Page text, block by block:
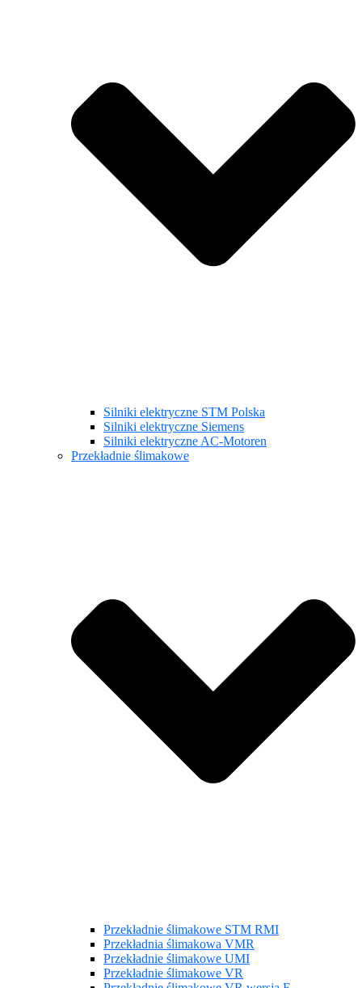
Silniki elektryczne STM Polska
Silniki elektryczne Siemens
Silniki elektryczne AC-Motoren
Przekładnie ślimakowe
Przekładnie ślimakowe STM RMI
Przekładnia ślimakowa VMR
Przekładnie ślimakowe UMI
Przekładnie ślimakowe VR